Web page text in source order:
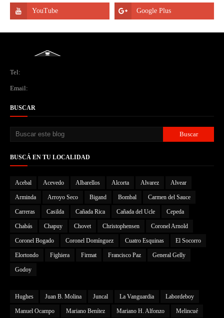
Tel:
Email:
BUSCAR
BUSCÁ EN TU LOCALIDAD
Acebal Acevedo Albarellos Alcorta Alvarez Alvear
Arminda Arroyo Seco Bigand Bombal Carmen del Sauce
Carreras Casilda Cañada Rica Cañada del Ucle Cepeda
Chabás Chapuy Chovet Christophensen Coronel Arnold
Coronel Bogado Coronel Domínguez Cuatro Esquinas El Socorro
Elortondo Fighiera Firmat Francisco Paz General Gelly
Godoy
Hughes Juan B. Molina Juncal La Vanguardia Labordeboy
Manuel Ocampo Mariano Benítez Mariano H. Alfonzo Melincué